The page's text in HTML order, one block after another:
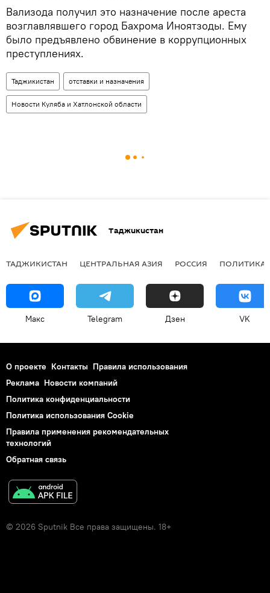
Вализода получил это назначение после ареста
возглавлявшего город Бахрома Иноятзоды. Ему
было предъявлено обвинение в коррупционных
преступлениях.
Таджикистан отставки и назначения
Новости Куляба и Хатлонской области
Таджикистан
ТАДЖИКИСТАН ЦЕНТРАЛЬНАЯ АЗИЯ РОССИЯ ПОЛИТИКА
Макс Telegram Дзен VK
О проекте Контакты Правила использования
Реклама Новости компаний
Политика конфиденциальности
Политика использования Cookie
Правила применения рекомендательных
технологий
Обратная связь
© 2026 Sputnik Все права защищены. 18+